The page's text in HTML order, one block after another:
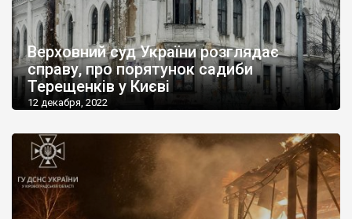
Верховний суд України розглядає
справу, про порятунок садиби
Терещенків у Києві
12 декабря, 2022